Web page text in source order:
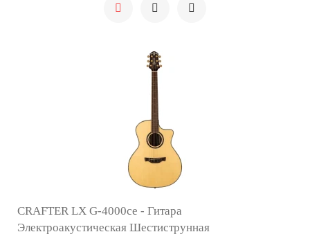
CRAFTER LX G-4000ce - Гитара
Электроакустическая Шестиструнная